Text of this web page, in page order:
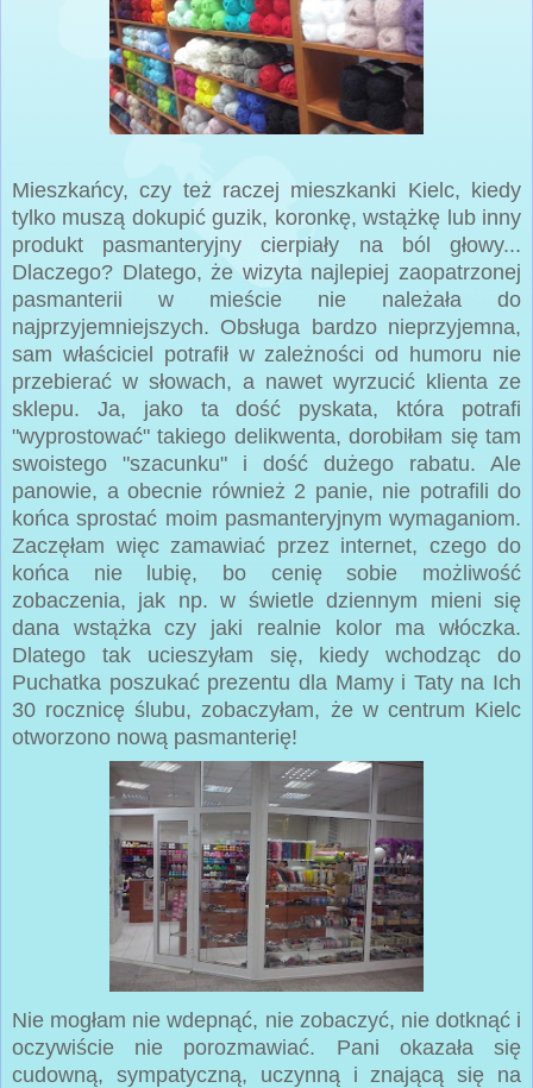
Mieszkańcy, czy też raczej mieszkanki Kielc, kiedy
tylko muszą dokupić guzik, koronkę, wstążkę lub inny
produkt pasmanteryjny cierpiały na ból głowy...
Dlaczego? Dlatego, że wizyta najlepiej zaopatrzonej
pasmanterii w mieście nie należała do
najprzyjemniejszych. Obsługa bardzo nieprzyjemna,
sam właściciel potrafił w zależności od humoru nie
przebierać w słowach, a nawet wyrzucić klienta ze
sklepu. Ja, jako ta dość pyskata, która potrafi
"wyprostować" takiego delikwenta, dorobiłam się tam
swoistego "szacunku" i dość dużego rabatu. Ale
panowie, a obecnie również 2 panie, nie potrafili do
końca sprostać moim pasmanteryjnym wymaganiom.
Zaczęłam więc zamawiać przez internet, czego do
końca nie lubię, bo cenię sobie możliwość
zobaczenia, jak np. w świetle dziennym mieni się
dana wstążka czy jaki realnie kolor ma włóczka.
Dlatego tak ucieszyłam się, kiedy wchodząc do
Puchatka poszukać prezentu dla Mamy i Taty na Ich
30 rocznicę ślubu, zobaczyłam, że w centrum Kielc
otworzono nową pasmanterię!
Nie mogłam nie wdepnąć, nie zobaczyć, nie dotknąć i
oczywiście nie porozmawiać. Pani okazała się
cudowną, sympatyczną, uczynną i znającą się na